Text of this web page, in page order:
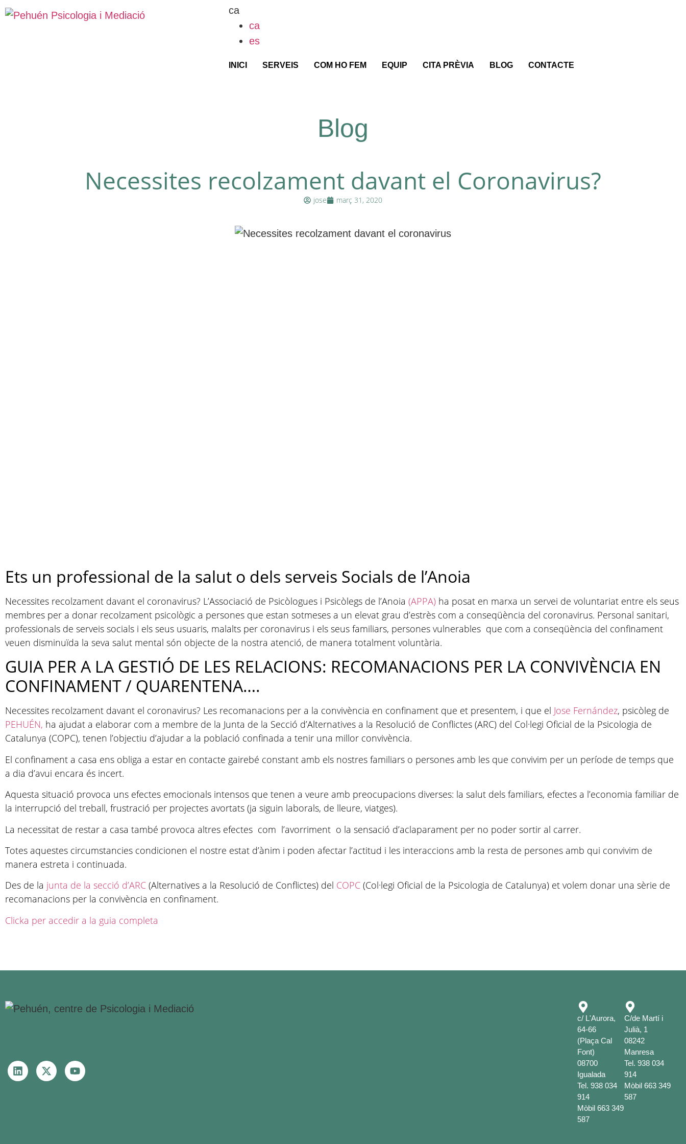
ca
ca
es
INICI SERVEIS COM HO FEM EQUIP CITA PRÈVIA BLOG CONTACTE
Blog
Necessites recolzament davant el Coronavirus?
jose març 31, 2020
Ets un professional de la salut o dels serveis Socials de l’Anoia
Necessites recolzament davant el coronavirus? L’Associació de Psicòlogues i Psicòlegs de l’Anoia (APPA) ha posat en marxa un servei de voluntariat entre els seus
membres per a donar recolzament psicològic a persones que estan sotmeses a un elevat grau d’estrès com a conseqüència del coronavirus. Personal sanitari,
professionals de serveis socials i els seus usuaris, malalts per coronavirus i els seus familiars, persones vulnerables que com a conseqüència del confinament
veuen disminuïda la seva salut mental són objecte de la nostra atenció, de manera totalment voluntària.
GUIA PER A LA GESTIÓ DE LES RELACIONS: RECOMANACIONS PER LA CONVIVÈNCIA EN
CONFINAMENT / QUARENTENA….
Necessites recolzament davant el coronavirus? Les recomanacions per a la convivència en confinament que et presentem, i que el Jose Fernández, psicòleg de
PEHUÉN, ha ajudat a elaborar com a membre de la Junta de la Secció d’Alternatives a la Resolució de Conflictes (ARC) del Col·legi Oficial de la Psicologia de
Catalunya (COPC), tenen l’objectiu d’ajudar a la població confinada a tenir una millor convivència.
El confinament a casa ens obliga a estar en contacte gairebé constant amb els nostres familiars o persones amb les que convivim per un període de temps que
a dia d’avui encara és incert.
Aquesta situació provoca uns efectes emocionals intensos que tenen a veure amb preocupacions diverses: la salut dels familiars, efectes a l’economia familiar de
la interrupció del treball, frustració per projectes avortats (ja siguin laborals, de lleure, viatges).
La necessitat de restar a casa també provoca altres efectes com l’avorriment o la sensació d’aclaparament per no poder sortir al carrer.
Totes aquestes circumstancies condicionen el nostre estat d’ànim i poden afectar l’actitud i les interaccions amb la resta de persones amb qui convivim de
manera estreta i continuada.
Des de la junta de la secció d’ARC (Alternatives a la Resolució de Conflictes) del COPC (Col·legi Oficial de la Psicologia de Catalunya) et volem donar una sèrie de
recomanacions per la convivència en confinament.
Clicka per accedir a la guia completa
c/ L'Aurora,
64-66
(Plaça Cal
Font)
08700
Igualada
Tel. 938 034
914
Mòbil 663 349
587
C/de Martí i
Julià, 1
08242
Manresa
Tel. 938 034
914
Mòbil 663 349
587